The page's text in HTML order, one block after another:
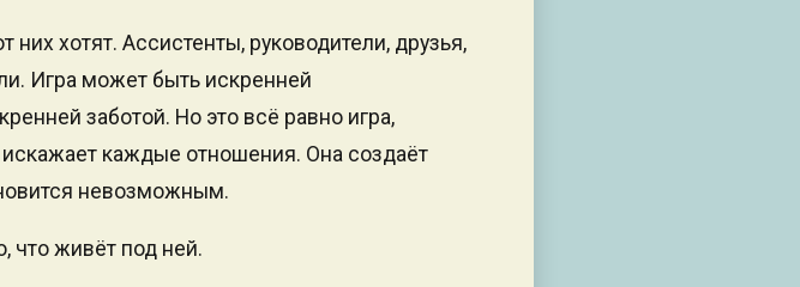
хотят. Ассистенты, руководители, друзья,
Игра может быть искренней
заботой. Но это всё равно игра,
каждые отношения. Она создаёт
невозможным.
что живёт под ней.